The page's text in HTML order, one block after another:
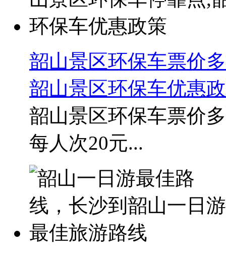
韶山景区环保车票价
韶山景区环保车优惠
韶山景区环保车票价
每人次20元...